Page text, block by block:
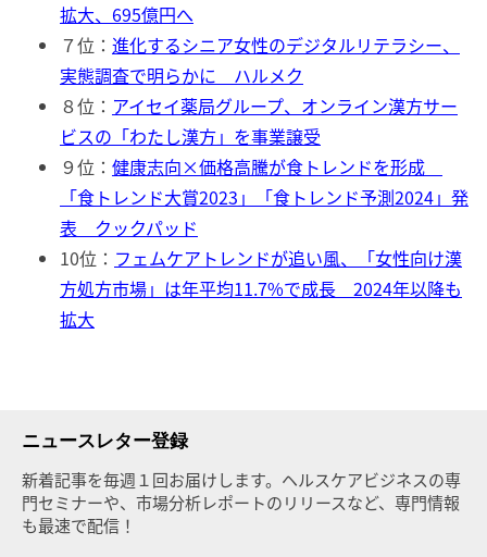
拡大、695億円へ
７位： 進化するシニア女性のデジタルリテラシー、
実態調査で明らかに ハルメク
８位： アイセイ薬局グループ、オンライン漢方サー
ビスの「わたし漢方」を事業譲受
９位： 健康志向×価格高騰が食トレンドを形成
「食トレンド大賞2023」「食トレンド予測2024」発
表 クックパッド
10位： フェムケアトレンドが追い風、「女性向け漢
方処方市場」は年平均11.7%で成長 2024年以降も
拡大
ニュースレター登録
新着記事を毎週１回お届けします。ヘルスケアビジネスの専
門セミナーや、市場分析レポートのリリースなど、専門情報
も最速で配信！